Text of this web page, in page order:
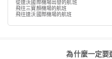
從達沃國際機場出發的航班
飛往三寶顏機場的航班
飛往達沃國際機場的航班
為什麼一定